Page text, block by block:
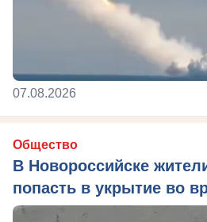
07.08.2026
Общество
В Новороссийске
попасть в укрытие во